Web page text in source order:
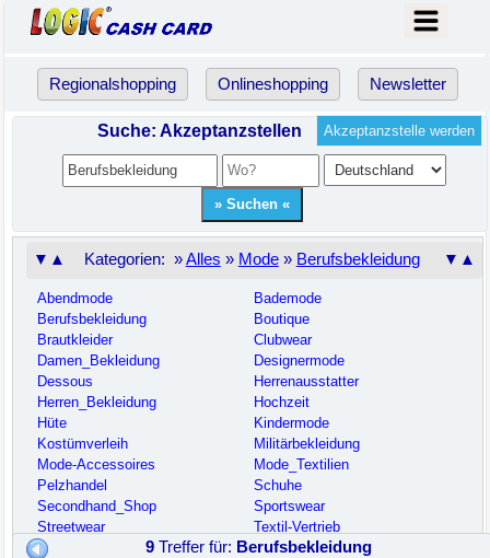
Regionalshopping Onlineshopping Newsletter
Akzeptanzstelle werden
Suche: Akzeptanzstellen
▼▲ ▼▲
Kategorien: »Alles » Mode» Berufsbekleidung
Abendmode
Bademode
Berufsbekleidung
Boutique
Brautkleider
Clubwear
Damen_Bekleidung
Designermode
Dessous
Herrenausstatter
Herren_Bekleidung
Hochzeit
Hüte
Kindermode
Kostümverleih
Militärbekleidung
Mode-Accessoires
Mode_Textilien
Pelzhandel
Schuhe
Secondhand_Shop
Sportswear
Streetwear
Textil-Vertrieb
9Treffer für: Berufsbekleidung